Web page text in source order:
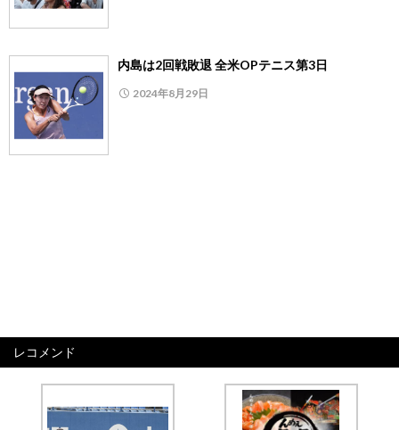
内島は2回戦敗退 全米OPテニス第3日
2024年8月29日
レコメンド